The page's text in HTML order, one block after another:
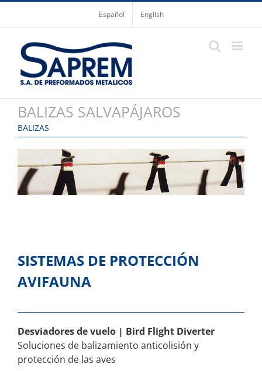
Saltar
contenido
Español English
BALIZAS SALVAPÁJAROS
BALIZAS
SISTEMAS DE PROTECCIÓN
AVIFAUNA
Desviadores de vuelo | Bird Flight Diverter
Soluciones de balizamiento anticolisión y
protección de las aves